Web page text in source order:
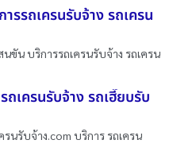
รรถเครนรับจ้าง รถเครน
ขัน บริการรถเครนรับจ้าง รถเครน
ถเครนรับจ้าง รถเฮี๊ยบรับ
รนรับจ้าง.com บริการ รถเครน